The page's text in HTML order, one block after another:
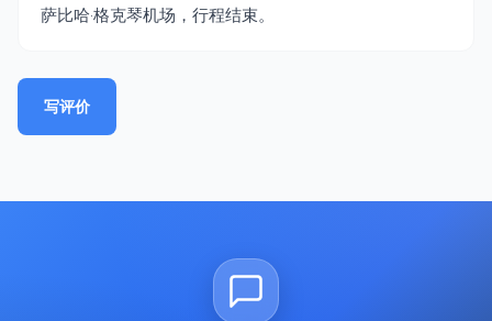
萨比哈·格克琴机场，行程结束。
写评价